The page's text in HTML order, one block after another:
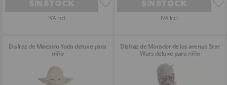
IVA Incl. IVA Incl.
Disfraz de Maestro Yoda deluxe para
niño
Disfraz de Morador de las arenas Star
Wars deluxe para niño